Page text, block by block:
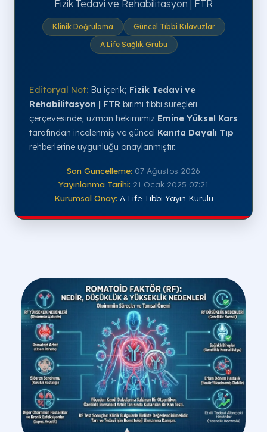
Fizik Tedavi ve Rehabilitasyon | FTR
Klinik Doğrulama
Güncel Tıbbi Kılavuzlar
A Life Sağlık Grubu
Editoryal Not: Bu içerik; Fizik Tedavi ve
Rehabilitasyon | FTR birimi tıbbi süreçleri
çerçevesinde, uzman hekimimiz Emine Yüksel Kars
tarafından incelenmiş ve güncel Kanıta Dayalı Tıp
rehberlerine uygunluğu onaylanmıştır.
Son Güncelleme: 07 Ağustos 2026
Yayınlanma Tarihi: 21 Ocak 2025 07:21
Kurumsal Onay: A Life Tıbbi Yayın Kurulu